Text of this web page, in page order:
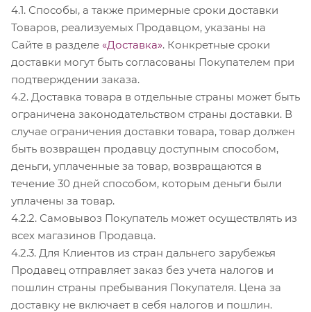
4.1. Способы, а также примерные сроки доставки
Товаров, реализуемых Продавцом, указаны на
Сайте в разделе «Доставка». Конкретные сроки
доставки могут быть согласованы Покупателем при
подтверждении заказа.
4.2. Доставка товара в отдельные страны может быть
ограничена законодательством страны доставки. В
случае ограничения доставки товара, товар должен
быть возвращен продавцу доступным способом,
деньги, уплаченные за товар, возвращаются в
течение 30 дней способом, которым деньги были
уплачены за товар.
4.2.2. Самовывоз Покупатель может осуществлять из
всех магазинов Продавца.
4.2.3. Для Клиентов из стран дальнего зарубежья
Продавец отправляет заказ без учета налогов и
пошлин страны пребывания Покупателя. Цена за
доставку не включает в себя налогов и пошлин.